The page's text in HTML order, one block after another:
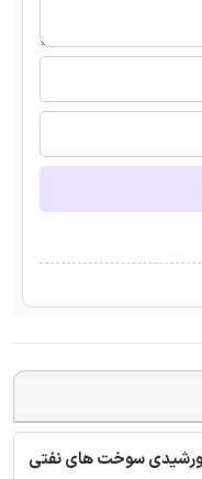
سوخت های نفتی